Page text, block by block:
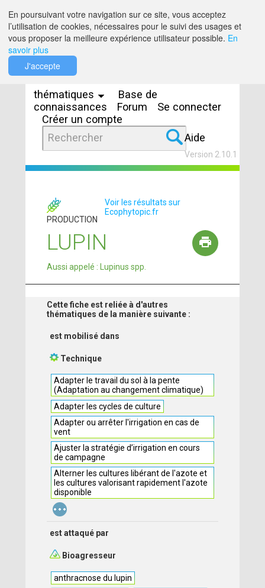
thématiques
Base de
connaissances
Forum
Se connecter
Créer un compte
Aide
Version 2.10.1
PRODUCTION
Voir les résultats sur
Ecophytopic.fr
LUPIN
Aussi appelé : Lupinus spp.
Cette fiche est reliée à d'autres
thématiques de la manière suivante :
est mobilisé dans
Technique
Adapter le travail du sol à la pente
(Adaptation au changement climatique)
Adapter les cycles de culture
Adapter ou arrêter l'irrigation en cas de
vent
Ajuster la stratégie d’irrigation en cours
de campagne
Alterner les cultures libérant de l'azote et
les cultures valorisant rapidement l'azote
disponible
...
est attaqué par
Bioagresseur
anthracnose du lupin
En poursuivant votre navigation sur ce site, vous acceptez
l’utilisation de cookies, nécessaires pour le suivi des usages et
vous proposer la meilleure expérience utilisateur possible. En
savoir plus
J'accepte